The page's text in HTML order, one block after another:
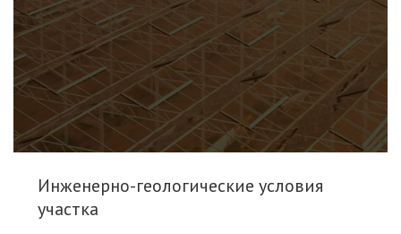
Инженерно-геологические условия
участка